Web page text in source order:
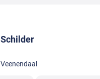
Schilder
Veenendaal